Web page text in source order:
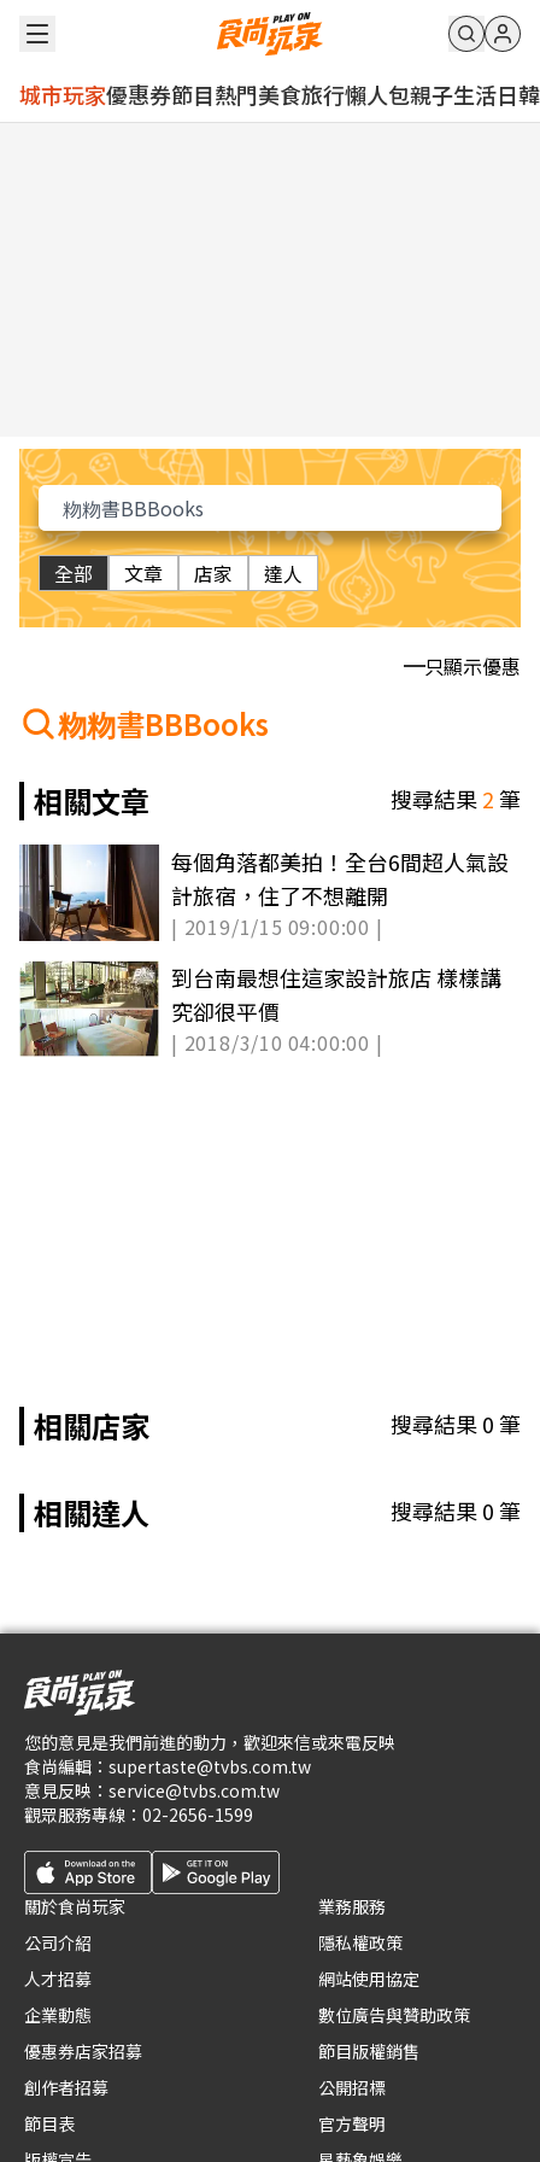
城市玩家優惠券節目熱門美食旅行懶人包親子生活日韓
全部 文章 店家 達人
只顯示優惠
粅粅書BBBooks
相關文章
搜尋結果2筆
每個角落都美拍！全台6間超人氣設
計旅宿，住了不想離開
| 2019/1/15 09:00:00 |
到台南最想住這家設計旅店 樣樣講
究卻很平價
| 2018/3/10 04:00:00 |
相關店家 搜尋結果0筆
相關達人 搜尋結果0筆
您的意見是我們前進的動力，歡迎來信或來電反映
食尚編輯： supertaste@tvbs.com.tw
意見反映： service@tvbs.com.tw
觀眾服務專線： 02-2656-1599
關於食尚玩家
公司介紹
人才招募
企業動態
優惠券店家招募
創作者招募
節目表
業務服務
隱私權政策
網站使用協定
數位廣告與贊助政策
節目版權銷售
公開招標
官方聲明